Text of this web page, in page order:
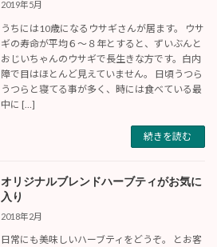
2019年5月
うちには10歳になるウサギさんが居ます。 ウサ
ギの寿命が平均６〜８年とすると、ずいぶんと
おじいちゃんのウサギで長生きな方です。白内
障で目はほとんど見えていません。 日頃うつら
うつらと寝てる事が多く、時には食べている最
中に […]
続きを読む
オリジナルブレンドハーブティがお気に
入り
2018年2月
日常にも美味しいハーブティをどうぞ。 とお客